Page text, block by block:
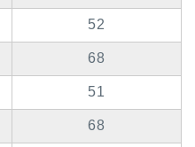
52
68
51
68